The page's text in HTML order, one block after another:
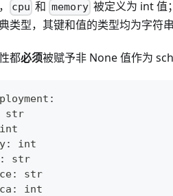
cpu 和 memory被定义为 int 值；
类型，其键和值的类型均为字符串
都必须被赋予非 None 值作为
:
str
int
:
int
:
str
:
str
:
int